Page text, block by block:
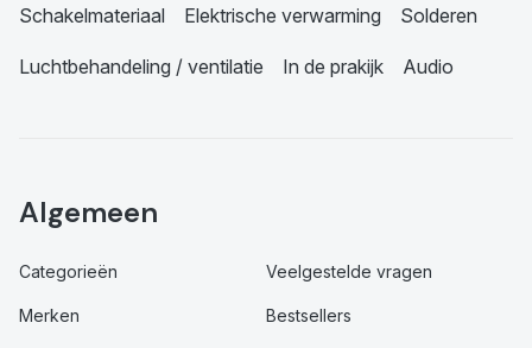
Schakelmateriaal Elektrische verwarming Solderen
Luchtbehandeling / ventilatie In de prakijk Audio
Algemeen
Categorieën Veelgestelde vragen
Merken Bestsellers